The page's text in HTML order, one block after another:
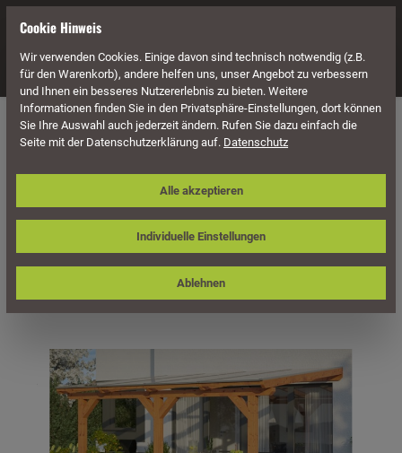
Navigation
Überdachung Terrassenüberdachungen
Skan Holz Terrassenüberdachung
Andria 434 x 300 cm, Leimholz
Bildergalerie überspringen
Cookie Hinweis
Wir verwenden Cookies. Einige davon sind technisch notwendig (z.B.
für den Warenkorb), andere helfen uns, unser Angebot zu verbessern
und Ihnen ein besseres Nutzererlebnis zu bieten. Weitere
Informationen finden Sie in den Privatsphäre-Einstellungen, dort können
Sie Ihre Auswahl auch jederzeit ändern. Rufen Sie dazu einfach die
Seite mit der Datenschutzerklärung auf. Datenschutz
Individuelle Einstellungen
Ablehnen
Alle akzeptieren